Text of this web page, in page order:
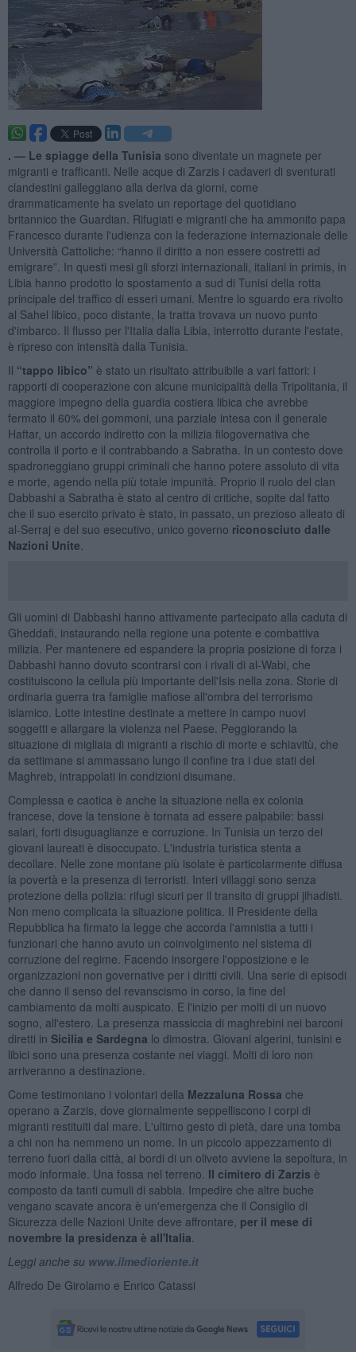
. — Le spiagge della Tunisia sono diventate un magnete per
migranti e trafficanti. Nelle acque di Zarzis i cadaveri di sventurati
clandestini galleggiano alla deriva da giorni, come
drammaticamente ha svelato un reportage del quotidiano
britannico the Guardian. Rifugiati e migranti che ha ammonito papa
Francesco durante l'udienza con la federazione internazionale delle
Università Cattoliche: “hanno il diritto a non essere costretti ad
emigrare”. In questi mesi gli sforzi internazionali, italiani in primis, in
Libia hanno prodotto lo spostamento a sud di Tunisi della rotta
principale del traffico di esseri umani. Mentre lo sguardo era rivolto
al Sahel libico, poco distante, la tratta trovava un nuovo punto
d'imbarco. Il flusso per l'Italia dalla Libia, interrotto durante l'estate,
è ripreso con intensità dalla Tunisia.
Il “tappo libico” è stato un risultato attribuibile a vari fattori: i
rapporti di cooperazione con alcune municipalità della Tripolitania, il
maggiore impegno della guardia costiera libica che avrebbe
fermato il 60% dei gommoni, una parziale intesa con il generale
Haftar, un accordo indiretto con la milizia filogovernativa che
controlla il porto e il contrabbando a Sabratha. In un contesto dove
spadroneggiano gruppi criminali che hanno potere assoluto di vita
e morte, agendo nella più totale impunità. Proprio il ruolo del clan
Dabbashi a Sabratha è stato al centro di critiche, sopite dal fatto
che il suo esercito privato è stato, in passato, un prezioso alleato di
al-Serraj e del suo esecutivo, unico governo riconosciuto dalle
Nazioni Unite
Gli uomini di Dabbashi hanno attivamente partecipato alla caduta di
Gheddafi, instaurando nella regione una potente e combattiva
milizia. Per mantenere ed espandere la propria posizione di forza i
Dabbashi hanno dovuto scontrarsi con i rivali di al-Wabi, che
costituiscono la cellula più importante dell'Isis nella zona. Storie di
ordinaria guerra tra famiglie mafiose all'ombra del terrorismo
islamico. Lotte intestine destinate a mettere in campo nuovi
soggetti e allargare la violenza nel Paese. Peggiorando la
situazione di migliaia di migranti a rischio di morte e schiavitù, che
da settimane si ammassano lungo il confine tra i due stati del
Maghreb, intrappolati in condizioni disumane.
Complessa e caotica è anche la situazione nella ex colonia
francese, dove la tensione è tornata ad essere palpabile: bassi
salari, forti disuguaglianze e corruzione. In Tunisia un terzo dei
giovani laureati è disoccupato. L'industria turistica stenta a
decollare. Nelle zone montane più isolate è particolarmente diffusa
la povertà e la presenza di terroristi. Interi villaggi sono senza
protezione della polizia: rifugi sicuri per il transito di gruppi jihadisti.
Non meno complicata la situazione politica. Il Presidente della
Repubblica ha firmato la legge che accorda l'amnistia a tutti i
funzionari che hanno avuto un coinvolgimento nel sistema di
corruzione del regime. Facendo insorgere l'opposizione e le
organizzazioni non governative per i diritti civili. Una serie di episodi
che danno il senso del revanscismo in corso, la fine del
cambiamento da molti auspicato. E l'inizio per molti di un nuovo
sogno, all'estero. La presenza massiccia di maghrebini nei barconi
diretti in Sicilia e Sardegna lo dimostra. Giovani algerini, tunisini e
libici sono una presenza costante nei viaggi. Molti di loro non
arriveranno a destinazione.
Come testimoniano i volontari della Mezzaluna Rossa che
operano a Zarzis, dove giornalmente seppelliscono i corpi di
migranti restituiti dal mare. L'ultimo gesto di pietà, dare una tomba
a chi non ha nemmeno un nome. In un piccolo appezzamento di
terreno fuori dalla città, ai bordi di un oliveto avviene la sepoltura, in
modo informale. Una fossa nel terreno. Il cimitero di Zarzis è
composto da tanti cumuli di sabbia. Impedire che altre buche
vengano scavate ancora è un'emergenza che il Consiglio di
Sicurezza delle Nazioni Unite deve affrontare, per il mese di
novembre la presidenza è all'Italia
Leggi anche su www.ilmedioriente.it
Alfredo De Girolamo e Enrico Catassi